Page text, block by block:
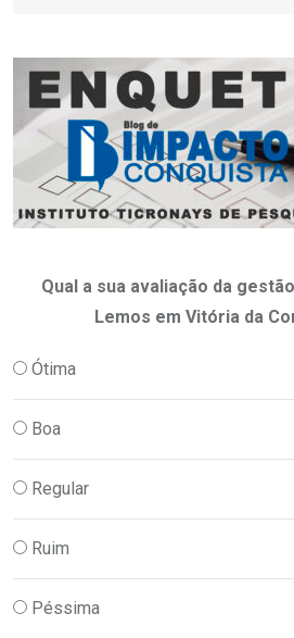
Qual a sua avaliação da
Lemos em Vitória da
Ótima
Boa
Regular
Ruim
Péssima